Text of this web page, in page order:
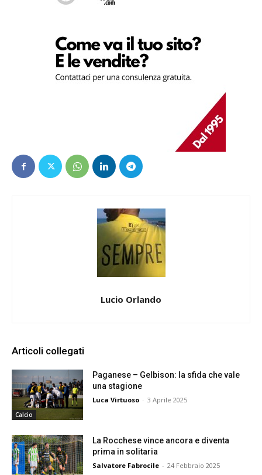
Lucio Orlando
Articoli collegati
Calcio
Paganese – Gelbison: la sfida che vale
una stagione
Luca Virtuoso - 3 Aprile 2025
La Rocchese vince ancora e diventa
prima in solitaria
Salvatore Fabrocile - 24 Febbraio 2025